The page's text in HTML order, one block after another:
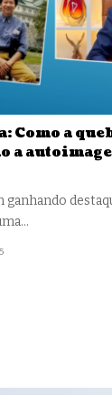
Como a
a
ganhando